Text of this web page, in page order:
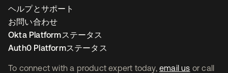
To connect with a product expert today, email us or call
ヘルプとサポート
お問い合わせ
Okta Platformステータス
Auth0 Platformステータス